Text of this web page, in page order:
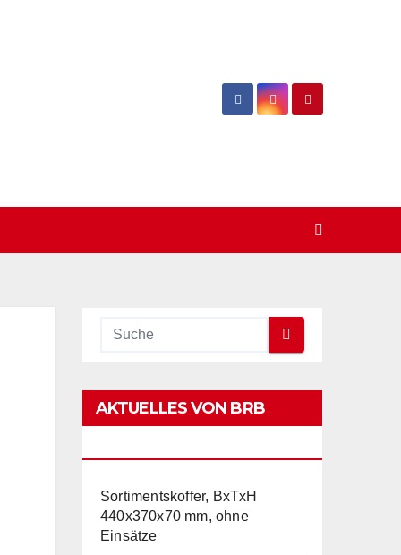
AKTUELLES VON BRB
Sortimentskoffer, BxTxH
440x370x70 mm, ohne
Einsätze